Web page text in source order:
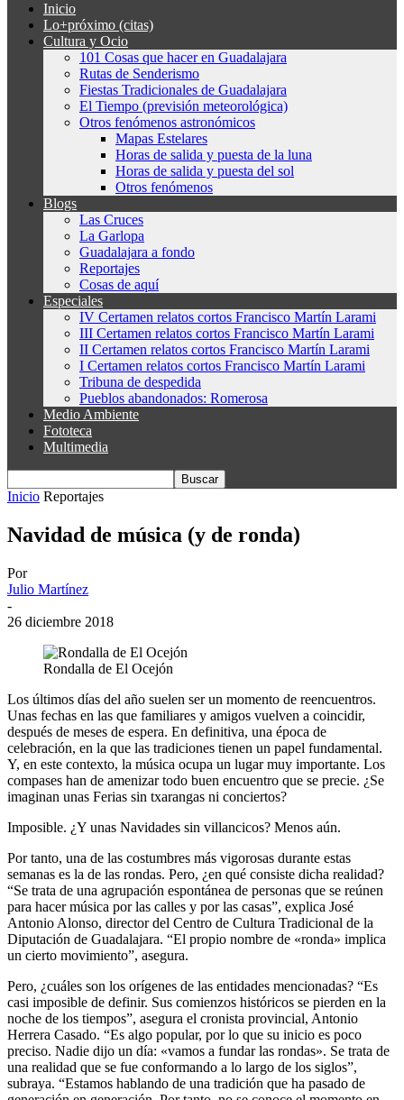
Inicio
Lo+próximo (citas)
Cultura y Ocio
101 Cosas que hacer en Guadalajara
Rutas de Senderismo
Fiestas Tradicionales de Guadalajara
El Tiempo (previsión meteorológica)
Otros fenómenos astronómicos
Mapas Estelares
Horas de salida y puesta de la luna
Horas de salida y puesta del sol
Otros fenómenos
Blogs
Las Cruces
La Garlopa
Guadalajara a fondo
Reportajes
Cosas de aquí
Especiales
IV Certamen relatos cortos Francisco Martín Larami
III Certamen relatos cortos Francisco Martín Larami
II Certamen relatos cortos Francisco Martín Larami
I Certamen relatos cortos Francisco Martín Larami
Tribuna de despedida
Pueblos abandonados: Romerosa
Medio Ambiente
Fototeca
Multimedia
Inicio Reportajes
Navidad de música (y de ronda)
Por
Julio Martínez
-
26 diciembre 2018
Rondalla de El Ocejón
Los últimos días del año suelen ser un momento de reencuentros.
Unas fechas en las que familiares y amigos vuelven a coincidir,
después de meses de espera. En definitiva, una época de
celebración, en la que las tradiciones tienen un papel fundamental.
Y, en este contexto, la música ocupa un lugar muy importante. Los
compases han de amenizar todo buen encuentro que se precie. ¿Se
imaginan unas Ferias sin txarangas ni conciertos?
Imposible. ¿Y unas Navidades sin villancicos? Menos aún.
Por tanto, una de las costumbres más vigorosas durante estas
semanas es la de las rondas. Pero, ¿en qué consiste dicha realidad?
“Se trata de una agrupación espontánea de personas que se reúnen
para hacer música por las calles y por las casas”, explica José
Antonio Alonso, director del Centro de Cultura Tradicional de la
Diputación de Guadalajara. “El propio nombre de «ronda» implica
un cierto movimiento”, asegura.
Pero, ¿cuáles son los orígenes de las entidades mencionadas? “Es
casi imposible de definir. Sus comienzos históricos se pierden en la
noche de los tiempos”, asegura el cronista provincial, Antonio
Herrera Casado. “Es algo popular, por lo que su inicio es poco
preciso. Nadie dijo un día: «vamos a fundar las rondas». Se trata de
una realidad que se fue conformando a lo largo de los siglos”,
subraya. “Estamos hablando de una tradición que ha pasado de